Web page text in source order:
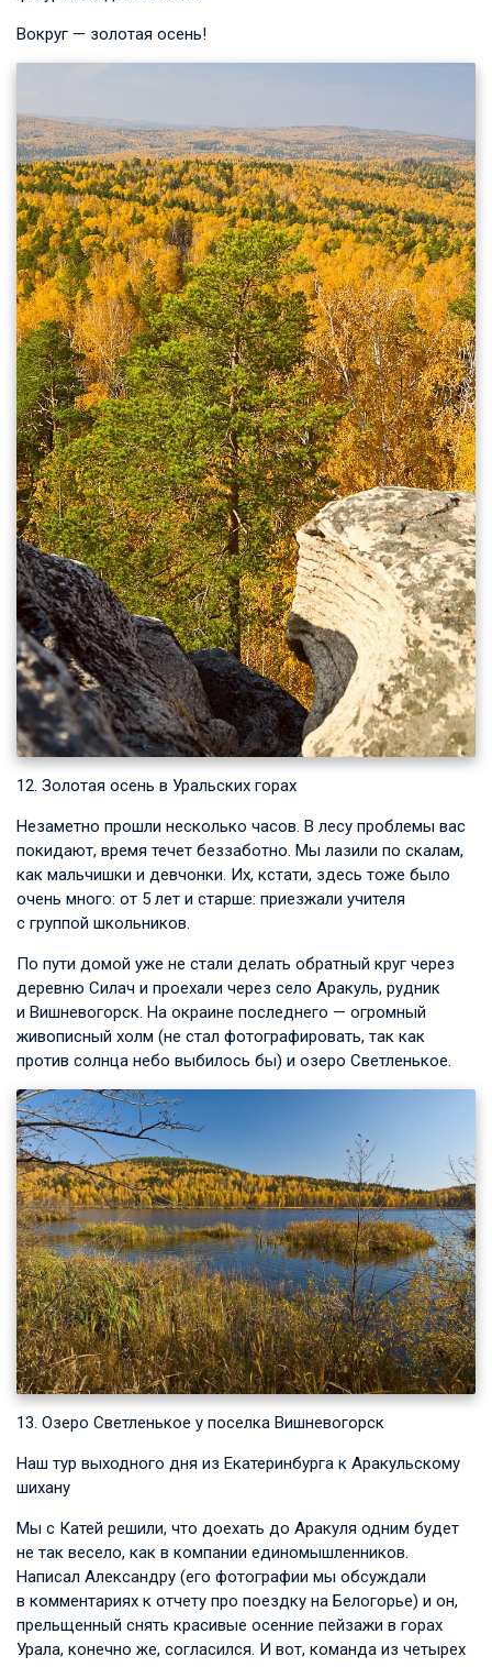
Вокруг — золотая осень!
12. Золотая осень в Уральских горах
Незаметно прошли несколько часов. В лесу проблемы вас
покидают, время течет беззаботно. Мы лазили по скалам,
как мальчишки и девчонки. Их, кстати, здесь тоже было
очень много: от 5 лет и старше: приезжали учителя
с группой школьников.
По пути домой уже не стали делать обратный круг через
деревню Силач и проехали через село Аракуль, рудник
и Вишневогорск. На окраине последнего — огромный
живописный холм (не стал фотографировать, так как
против солнца небо выбилось бы) и озеро Светленькое.
13. Озеро Светленькое у поселка Вишневогорск
Наш тур выходного дня из Екатеринбурга к Аракульскому
шихану
Мы с Катей решили, что доехать до Аракуля одним будет
не так весело, как в компании единомышленников.
Написал Александру (его фотографии мы обсуждали
в комментариях к отчету про поездку на Белогорье) и он,
прельщенный снять красивые осенние пейзажи в горах
Урала, конечно же, согласился. И вот, команда из четырех